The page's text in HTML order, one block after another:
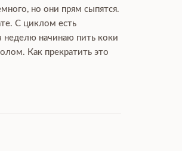
но они прям сыпятся.
С циклом есть
неделю начинаю пить коки
Как прекратить это